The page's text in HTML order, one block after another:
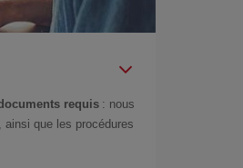
requis : nous
que les procédures